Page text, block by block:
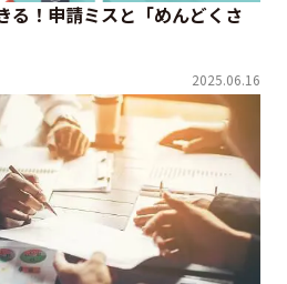
る！申請ミスと「めんどくさ
2025.06.16